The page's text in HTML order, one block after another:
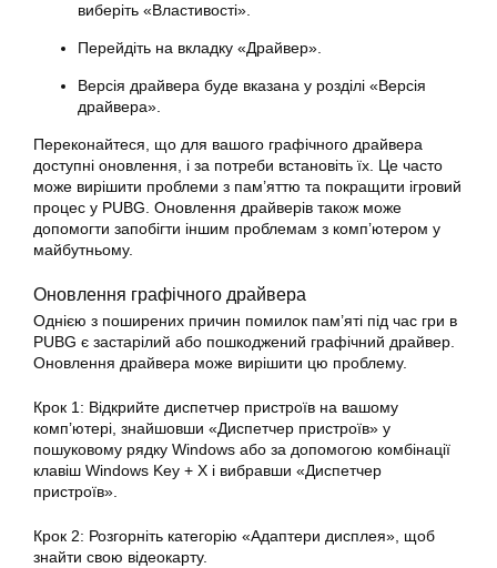
виберіть «Властивості».
Перейдіть на вкладку «Драйвер».
Версія драйвера буде вказана у розділі «Версія
драйвера».
Переконайтеся, що для вашого графічного драйвера
доступні оновлення, і за потреби встановіть їх. Це часто
може вирішити проблеми з пам’яттю та покращити ігровий
процес у PUBG. Оновлення драйверів також може
допомогти запобігти іншим проблемам з комп’ютером у
майбутньому.
Оновлення графічного драйвера
Однією з поширених причин помилок пам’яті під час гри в
PUBG є застарілий або пошкоджений графічний драйвер.
Оновлення драйвера може вирішити цю проблему.
Крок 1: Відкрийте диспетчер пристроїв на вашому
комп’ютері, знайшовши «Диспетчер пристроїв» у
пошуковому рядку Windows або за допомогою комбінації
клавіш Windows Key + X і вибравши «Диспетчер
пристроїв».
Крок 2: Розгорніть категорію «Адаптери дисплея», щоб
знайти свою відеокарту.